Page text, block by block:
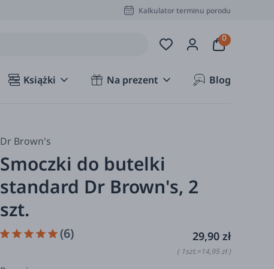
Kalkulator terminu porodu
Książki Na prezent Blog
Dr Brown's
Smoczki do butelki
standard Dr Brown's, 2
szt.
(6) 29,90 zł
( 1szt.=14,95 zł)